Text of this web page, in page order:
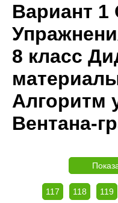
Вариант 1
8 класс
Алгоритм
Вентана-
117 118 119